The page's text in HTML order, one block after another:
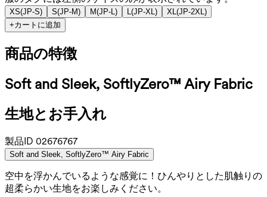
XS(JP-S) S(JP-M) M(JP-L) L(JP-XL) XL(JP-2XL)
+カートに追加
商品の特徴
Soft and Sleek, SoftlyZero™ Airy Fabric
生地とお手入れ
製品ID 02676767
Soft and Sleek, SoftlyZero™ Airy Fabric
空中を浮かんでいるような感覚に！ひんやりとした肌触りの
超柔らかい生地をお楽しみください。